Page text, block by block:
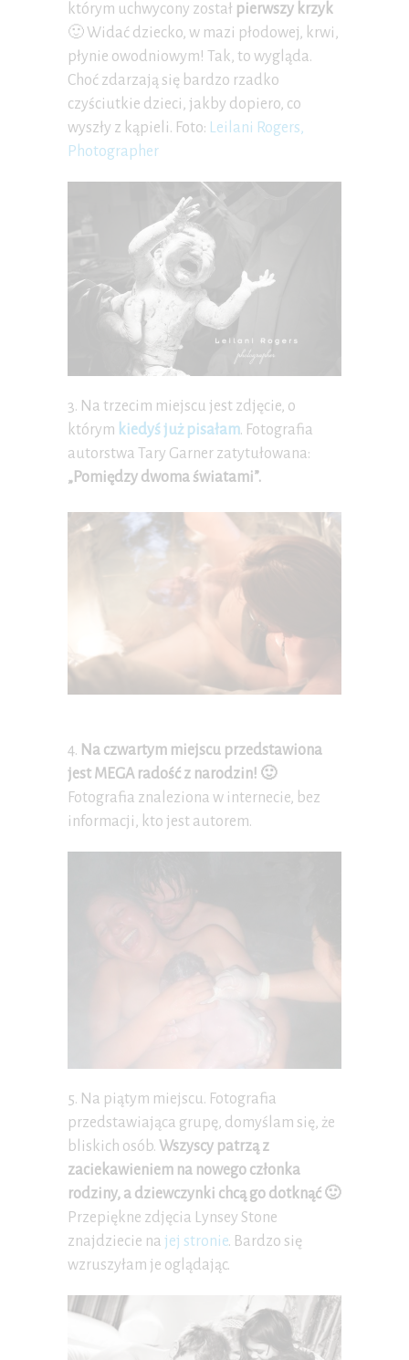
którym uchwycony został pierwszy krzyk
🙂 Widać dziecko, w mazi płodowej, krwi,
płynie owodniowym! Tak, to wygląda.
Choć zdarzają się bardzo rzadko
czyściutkie dzieci, jakby dopiero, co
wyszły z kąpieli. Foto: Leilani Rogers,
Photographer
3. Na trzecim miejscu jest zdjęcie, o
którym kiedyś już pisałam. Fotografia
autorstwa Tary Garner zatytułowana:
„Pomiędzy dwoma światami”.
4. Na czwartym miejscu przedstawiona
jest MEGA radość z narodzin! 🙂
Fotografia znaleziona w internecie, bez
informacji, kto jest autorem.
5. Na piątym miejscu. Fotografia
przedstawiająca grupę, domyślam się, że
bliskich osób. Wszyscy patrzą z
zaciekawieniem na nowego członka
rodziny, a dziewczynki chcą go dotknąć 🙂
Przepiękne zdjęcia Lynsey Stone
znajdziecie na jej stronie. Bardzo się
wzruszyłam je oglądając.